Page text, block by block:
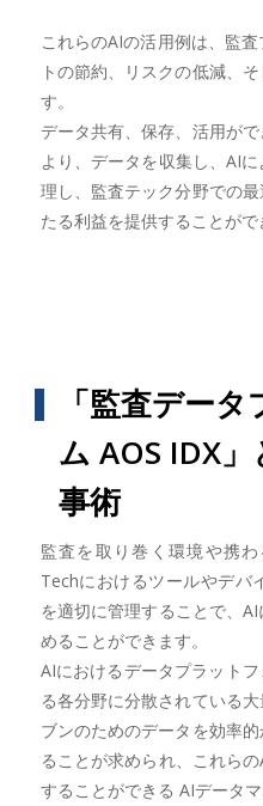
これらのAIの活用例は、監
トの節約、リスクの低減、
す。
データ共有、保存、活用が
より、データを収集し、AI
理し、監査テック分野での
たる利益を提供することがで
「監査デー
ム AOS IDX
事術
監査を取り巻く環境や携
Techにおけるツールやデバ
を適切に管理することで、
めることができます。
AIにおけるデータプラット
る各分野に分散されている
ブンのためのデータを効率
ることが求められ、これら
することができる AIデータ